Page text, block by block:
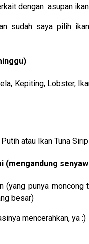
dengan asupan
sudah saya pilih
Kepiting, Lobster,
atau Ikan Tuna
(mengandung
punya moncong
besar)
mencerahkan, ya :)